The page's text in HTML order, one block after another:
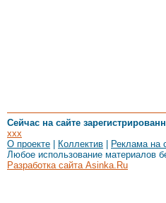
Сейчас на сайте
xxx
О проекте
Коллектив Реклама на
Любое использование материалов
Разработка сайта Asinka.Ru